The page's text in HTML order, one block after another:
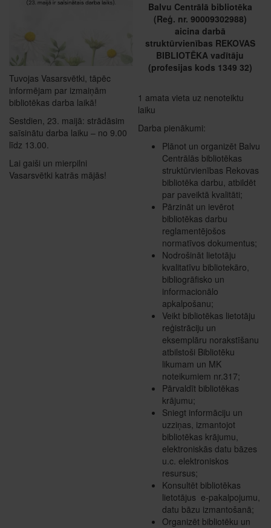
Tuvojas Vasarsvētki, tāpēc
informējam par izmaiņām
bibliotēkas darba laikā!
Sestdien, 23. maijā: strādāsim
saīsinātu darba laiku – no 9.00
līdz 13.00.
Lai gaiši un mierpilni
Vasarsvētki katrās mājās!
Balvu Centrālā bibliotēka
(Reģ. nr. 90009302988)
aicina darbā
struktūrvienības REKOVAS
BIBLIOTĒKA vadītāju
(profesijas kods 1349 32)
1 amata vieta uz nenoteiktu
laiku
Darba pienākumi​:
Plānot un organizēt Balvu
Centrālās bibliotēkas
struktūrvienības Rekovas
bibliotēka darbu, atbildēt
par paveiktā kvalitāti;
Pārzināt un ievērot
bibliotēkas darbu
reglamentējošos
normatīvos dokumentus;
Nodrošināt lietotāju
kvalitatīvu bibliotekāro,
bibliogrāfisko un
informacionālo
apkalpošanu;
Veikt bibliotēkas lietotāju
reģistrāciju un
eksemplāru norakstīšanu
atbilstoši Bibliotēku
likumam un MK
noteikumiem nr.317;
Pārvaldīt bibliotēkas
krājumu;
Sniegt informāciju un
uzziņas, izmantojot
bibliotēkas krājumu,
elektroniskās datu bāzes
u.c. elektroniskos
resursus;
Konsultēt bibliotēkas
lietotājus e-pakalpojumu,
datu bāzu izmantošanā;
Organizēt bibliotēku un